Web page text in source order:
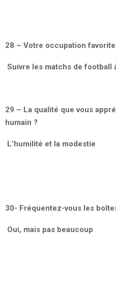
28 – Votre occupation favorite
Suivre les matchs de football
29 – La qualité que vous
humain ?
L’humilité et la modestie
30- Fréquentez-vous les
Oui, mais pas beaucoup